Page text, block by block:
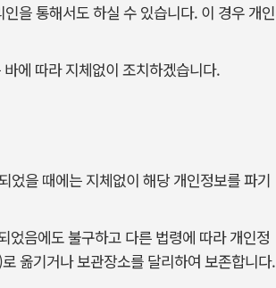
을 통해서도 하실 수 있습니다. 이 경우 개인
에 따라 지체없이 조치하겠습니다.
었을 때에는 지체없이 해당 개인정보를 파기
었음에도 불구하고 다른 법령에 따라 개인정
옮기거나 보관장소를 달리하여 보존합니다.